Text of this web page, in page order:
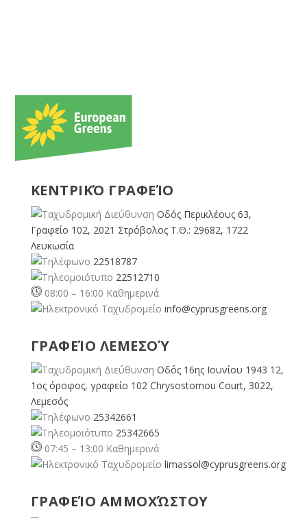
ΚΕΝΤΡΙΚΌ ΓΡΑΦΕΊΟ
Οδός Περικλέους 63,
Γραφείο 102, 2021 Στρόβολος Τ.Θ.: 29682, 1722
Λευκωσία
22518787
22512710
08:00 – 16:00 Καθημερινά
info@cyprusgreens.org
ΓΡΑΦΕΊΟ ΛΕΜΕΣΟΎ
Οδός 16ης Ιουνίου 1943 12,
1ος όροφος, γραφείο 102 Chrysostomou Court, 3022,
Λεμεσός
25342661
25342665
07:45 – 13:00 Καθημερινά
limassol@cyprusgreens.org
ΓΡΑΦΕΊΟ ΑΜΜΟΧΏΣΤΟΥ